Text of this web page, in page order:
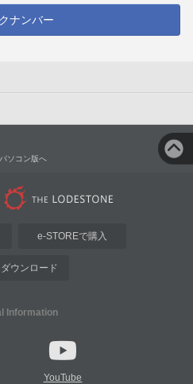
ナンバー
パソコン版へ
e-STOREで購入
ウンロード
Information
YouTube